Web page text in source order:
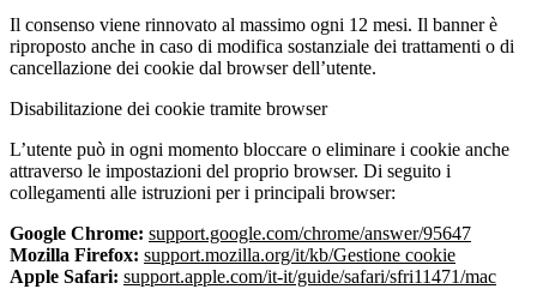
Il consenso viene rinnovato al massimo ogni 12 mesi. Il banner è
riproposto anche in caso di modifica sostanziale dei trattamenti o di
cancellazione dei cookie dal browser dell’utente.
Disabilitazione dei cookie tramite browser
L’utente può in ogni momento bloccare o eliminare i cookie anche
attraverso le impostazioni del proprio browser. Di seguito i
collegamenti alle istruzioni per i principali browser:
Google Chrome: support.google.com/chrome/answer/95647
Mozilla Firefox: support.mozilla.org/it/kb/Gestione cookie
Apple Safari: support.apple.com/it-it/guide/safari/sfri11471/mac